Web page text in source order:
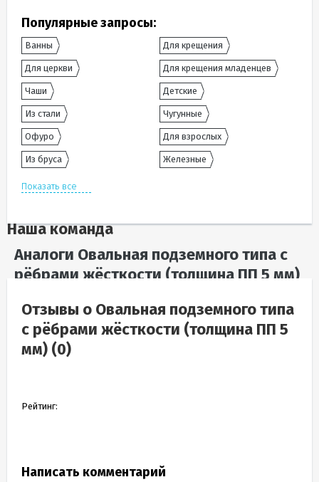
Популярные запросы:
Ванны Для крещения
Для церкви Для крещения младенцев
Чаши Детские
Из стали Чугунные
Офуро Для взрослых
Из бруса Железные
Показать все
Аналоги Овальная подземного типа с
рёбрами жёсткости (толщина ПП 5 мм)
Наша команда
Отзывы о Овальная подземного типа
с рёбрами жёсткости (толщина ПП 5
мм) (0)
Рейтинг:
Написать комментарий